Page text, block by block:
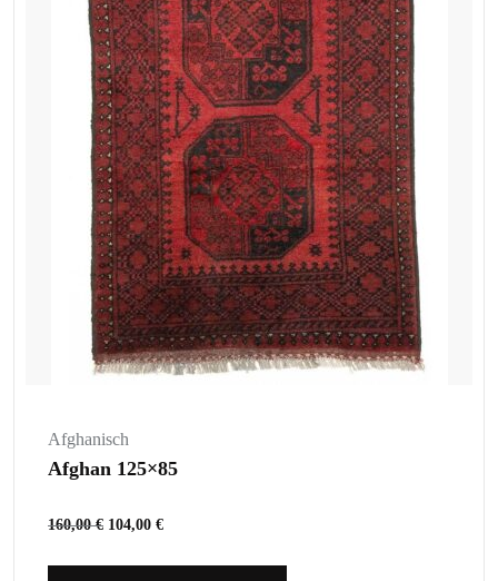
Afghanisch
Afghan 125×85
160,00€ 104,00 €